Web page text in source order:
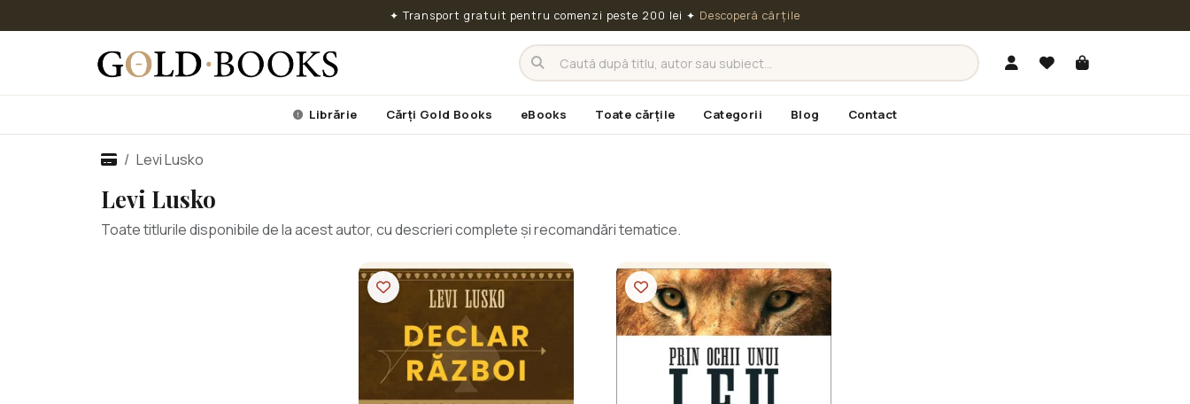
✦ Transport gratuit pentru comenzi peste 200 lei ✦ Descoperă cărțile
Librărie Cărți Gold Books eBooks Toate cărțile Categorii Blog Contact
Levi Lusko
Levi Lusko
Toate titlurile disponibile de la acest autor, cu descrieri complete și recomandări tematice.